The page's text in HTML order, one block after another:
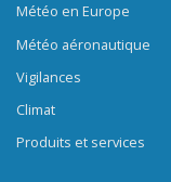
Météo en Europe
Météo aéronautique
Vigilances
Climat
Produits et services